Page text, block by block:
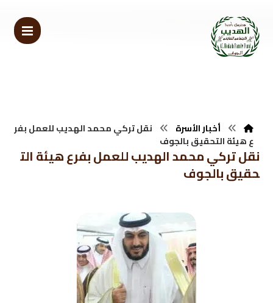
أخبار الأسرة
نقل تركي محمد الهديب للعمل بفر
ع هيئة التحقيق بالجوف
نقل تركي محمد الهديب للعمل بفرع هيئة الت
حقيق بالجوف